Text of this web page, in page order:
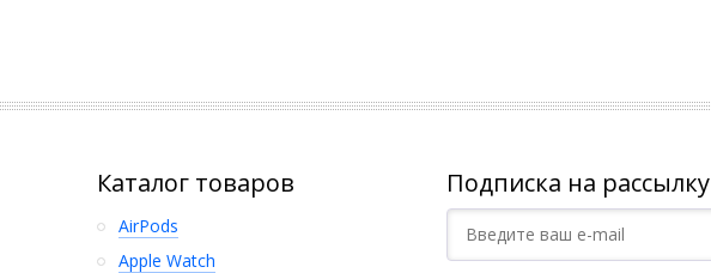
Каталог товаров
AirPods
Apple Watch
Подписка на рассылку